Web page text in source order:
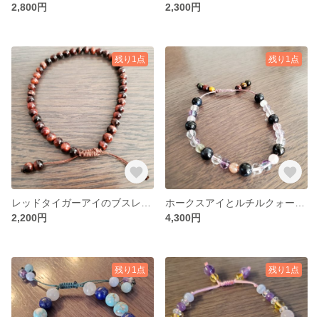
2,800円
2,300円
残り1点
2,200円
残り1点
4,300円
残り1点 残り1点